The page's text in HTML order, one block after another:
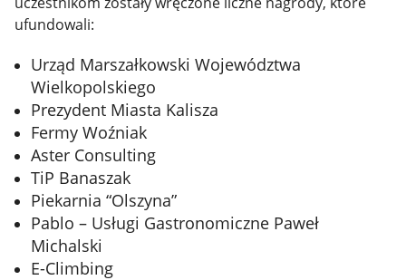
ufundowali:
Urząd Marszałkowski Województwa
Wielkopolskiego
Prezydent Miasta Kalisza
Fermy Woźniak
Aster Consulting
TiP Banaszak
Piekarnia “Olszyna”
Pablo – Usługi Gastronomiczne Paweł
Michalski
E-Climbing